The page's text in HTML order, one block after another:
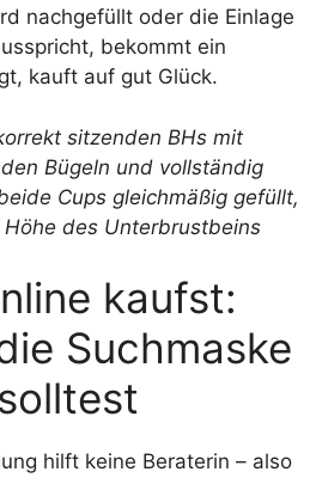
nachgefüllt oder die Einlage
bekommt ein
kauft auf gut Glück.
kaufst:
Suchmaske
hilft keine Beraterin – also